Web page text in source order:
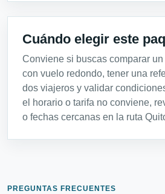
Cuándo elegir este
Conviene si buscas comparar
con vuelo redondo, tener una
dos viajeros y validar
el horario o tarifa no conviene,
o fechas cercanas en la ruta
PREGUNTAS FRECUENTES